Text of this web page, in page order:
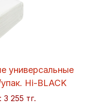
универсальные
Hi-BLACK
3 255 тг.